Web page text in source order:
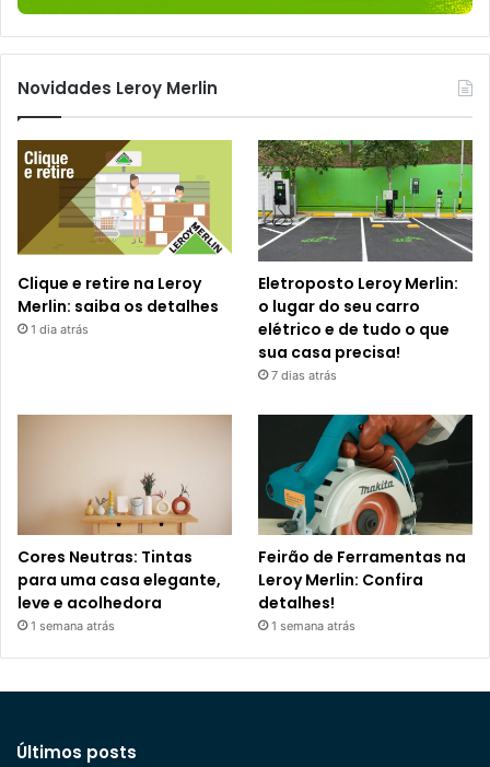
Novidades Leroy Merlin
Clique e retire na Leroy
Merlin: saiba os detalhes
1 dia atrás
Eletroposto Leroy Merlin:
o lugar do seu carro
elétrico e de tudo o que
sua casa precisa!
7 dias atrás
Cores Neutras: Tintas
para uma casa elegante,
leve e acolhedora
1 semana atrás
Feirão de Ferramentas na
Leroy Merlin: Confira
detalhes!
1 semana atrás
Últimos posts